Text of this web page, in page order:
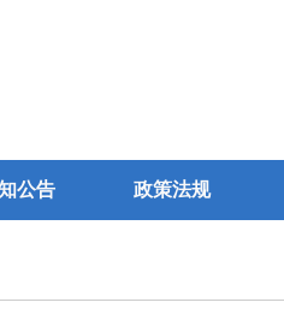
公告 政策法规